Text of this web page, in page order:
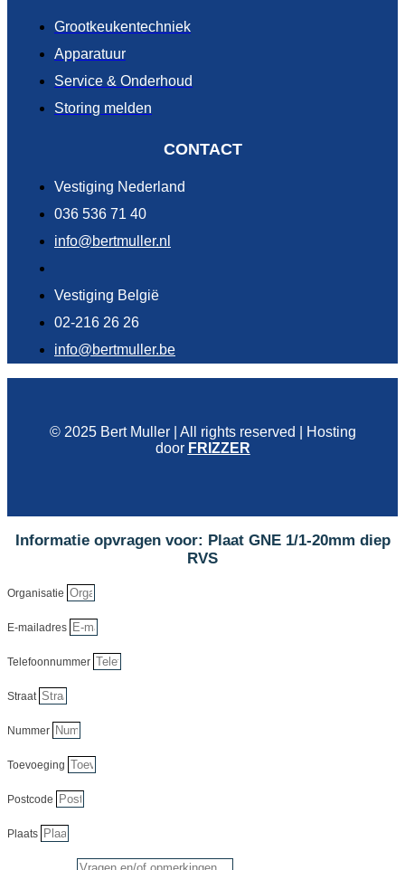
Grootkeukentechniek
Apparatuur
Service & Onderhoud
Storing melden
CONTACT
Vestiging Nederland
036 536 71 40
info@bertmuller.nl
Vestiging België
02-216 26 26
info@bertmuller.be
© 2025 Bert Muller | All rights reserved | Hosting
door FRIZZER
Informatie opvragen voor: Plaat GNE 1/1-20mm diep
RVS
Organisatie
E-mailadres
Telefoonnummer
Straat
Nummer
Toevoeging
Postcode
Plaats